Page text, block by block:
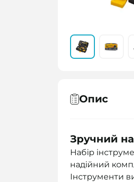
Опис
Зручний
Набір
надійний
Інструменти